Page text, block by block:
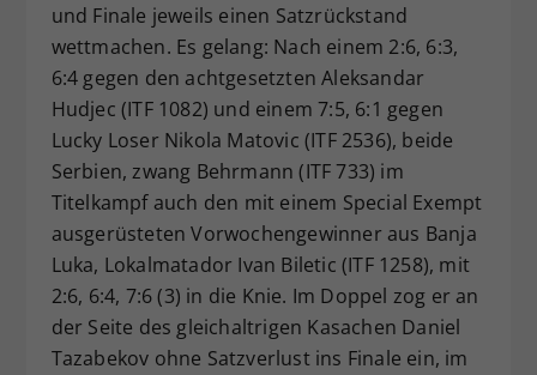
und Finale jeweils einen Satzrückstand
wettmachen. Es gelang: Nach einem 2:6, 6:3,
6:4 gegen den achtgesetzten Aleksandar
Hudjec (ITF 1082) und einem 7:5, 6:1 gegen
Lucky Loser Nikola Matovic (ITF 2536), beide
Serbien, zwang Behrmann (ITF 733) im
Titelkampf auch den mit einem Special Exempt
ausgerüsteten Vorwochengewinner aus Banja
Luka, Lokalmatador Ivan Biletic (ITF 1258), mit
2:6, 6:4, 7:6 (3) in die Knie. Im Doppel zog er an
der Seite des gleichaltrigen Kasachen Daniel
Tazabekov ohne Satzverlust ins Finale ein, im